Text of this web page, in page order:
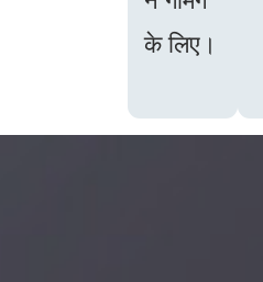
के लिए।